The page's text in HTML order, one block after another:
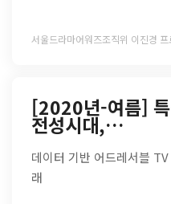
서울드라마어워즈조직위 이진경 프
[2020년-여름]
전성시대,…
데이터 기반 어드레서블
래